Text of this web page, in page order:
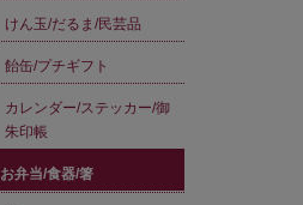
けん玉/だるま/民芸品
飴缶/プチギフト
カレンダー/ステッカー/御
朱印帳
お弁当/食器/箸